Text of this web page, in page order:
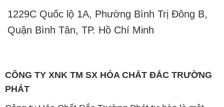
1229C Quốc lộ 1A, Phường Bình Trị Đông B,
Quận Bình Tân, TP. Hồ Chí Minh
CÔNG TY XNK TM SX HÓA CHẤT ĐẮC TRƯỜNG
PHÁT